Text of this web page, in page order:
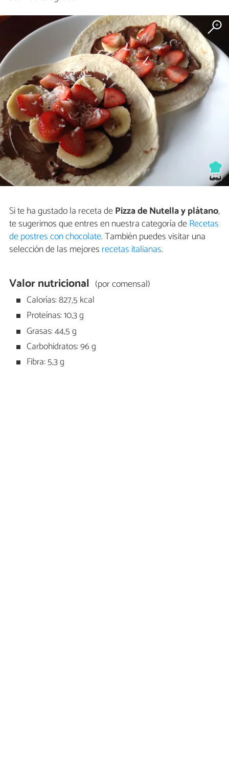
Si te ha gustado la receta dePizza de Nutella y plátano,
te sugerimos que entres en nuestra categoría deRecetas
de postres con chocolate. También puedes visitar una
selección de las mejores recetas italianas.
Valor nutricional (por comensal)
Calorías: 827,5 kcal
Proteínas: 10,3 g
Grasas: 44,5 g
Carbohidratos: 96 g
Fibra: 5,3 g